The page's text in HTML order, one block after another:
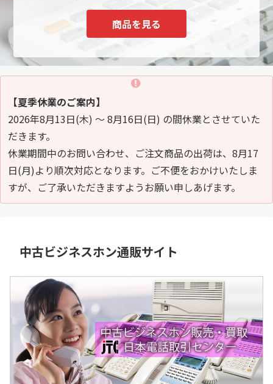
商品を見る
【夏季休業のご案内】
2026年8月13日(木) ～ 8月16日(日) の間休業とさせていた
だきます。
休業期間中のお問い合わせ、ご注文商品の出荷は、8月17
日(月)より順次対応となります。ご不便をおかけいたしま
すが、ご了承いただきますようお願い申しあげます。
中古ビジネスホン通販サイト